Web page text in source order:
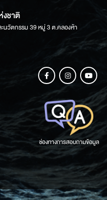
ชาติ
นวัตกรรม 39 หมู่ 3 ต.คลองห้า
ช่องทางการสอบถามข้อมูล